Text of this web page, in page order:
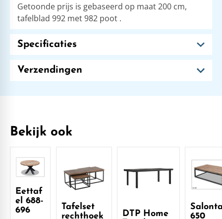
Getoonde prijs is gebaseerd op maat 200 cm,
tafelblad 992 met 982 poot .
Specificaties
Verzendingen
Bekijk ook
Eettaf
el 688-
696
Tafelset
rechthoek
DTP Home
650